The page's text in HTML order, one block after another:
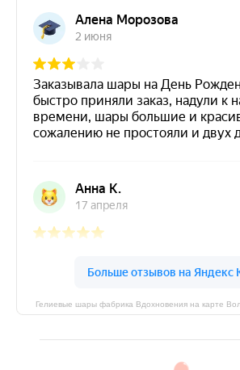
Гелиевые шары фабрика Вдохновения на карте